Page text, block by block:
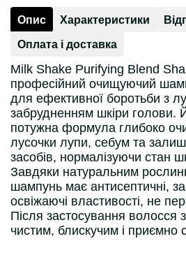
Опис Характеристики
Оплата і доставка
Milk Shake Purifying Blend
професійний очищуючий
для ефективної боротьби з
забрудненням шкіри голови.
потужна формула глибоко
лусочки лупи, себум та
засобів, нормалізуючи стан
Завдяки натуральним
шампунь має антисептичні,
освіжаючі властивості, не
Після застосування волосся
чистим, блискучим і приємно